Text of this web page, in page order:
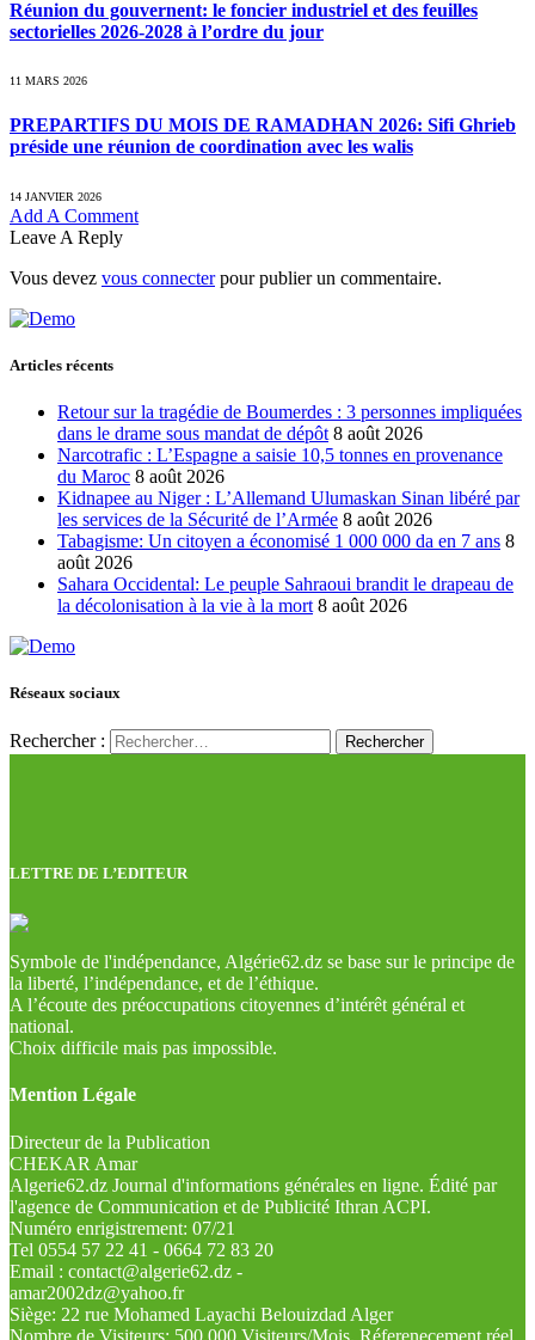
Réunion du gouvernent: le foncier industriel et des feuilles
sectorielles 2026-2028 à l’ordre du jour
11 MARS 2026
PREPARTIFS DU MOIS DE RAMADHAN 2026: Sifi Ghrieb
préside une réunion de coordination avec les walis
14 JANVIER 2026
Add A Comment
Leave A Reply
Vous devez vous connecterpour publier un commentaire.
Articles récents
Retour sur la tragédie de Boumerdes : 3 personnes impliquées
dans le drame sous mandat de dépôt 8 août 2026
Narcotrafic : L’Espagne a saisie 10,5 tonnes en provenance
du Maroc 8 août 2026
Kidnapee au Niger : L’Allemand Ulumaskan Sinan libéré par
les services de la Sécurité de l’Armée 8 août 2026
Tabagisme: Un citoyen a économisé 1 000 000 da en 7 ans 8
août 2026
Sahara Occidental: Le peuple Sahraoui brandit le drapeau de
la décolonisation à la vie à la mort 8 août 2026
Réseaux sociaux
Rechercher :
LETTRE DE L’EDITEUR
Symbole de l'indépendance, Algérie62.dz se base sur le principe de
la liberté, l’indépendance, et de l’éthique.
A l’écoute des préoccupations citoyennes d’intérêt général et
national.
Choix difficile mais pas impossible.
Mention Légale
Directeur de la Publication
CHEKAR Amar
Algerie62.dz Journal d'informations générales en ligne. Édité par
l'agence de Communication et de Publicité Ithran ACPI.
Numéro enrigistrement: 07/21
Tel 0554 57 22 41 - 0664 72 83 20
Email : contact@algerie62.dz -
amar2002dz@yahoo.fr
Siège: 22 rue Mohamed Layachi Belouizdad Alger
Nombre de Visiteurs: 500.000 Visiteurs/Mois. Réferenecement réel